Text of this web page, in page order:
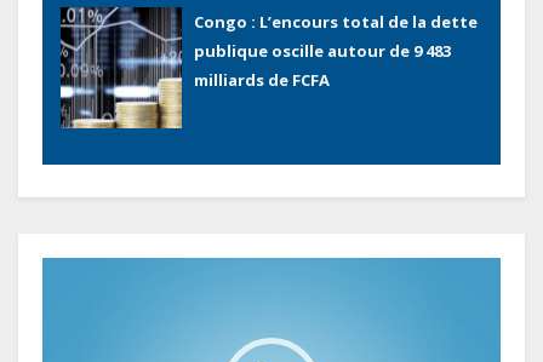
publique oscille autour de 9 483
milliards de FCFA
Le Gabon signe un retour réussi
de dollars